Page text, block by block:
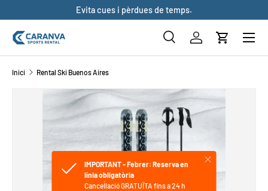
ANAR AL CONTINGUT
Evita cues i pèrdues de temps.
Cerca
BuscarInicia sessió
Cistella
Inici Rental Ski Buenos Aires
ANAR DIRECTAMENT A LA INFORMACIÓ DEL PRODUCTE
La imatge 1 ja està disponible a la vista de galeria
IMPORTANT - Febrer: Reserva en
línia obligatòria
Cancel·lació GRATUÏTA fins a 24 h
Tancar